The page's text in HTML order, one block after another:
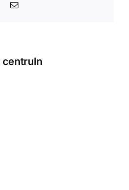
Email
centruln